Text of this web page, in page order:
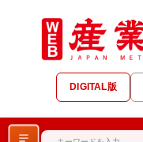
DIGITAL版